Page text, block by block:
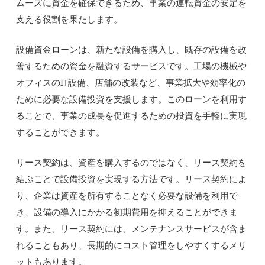
支える役割を果たします。
設備資金ローンは、新たな設備を購入し、既存の設備を改
善するための資金を融資するサービスです。工場の機械や
オフィスのIT設備、店舗の改装など、事業拡大や効率化の
ために必要な設備投資を支援します。このローンを利用す
ることで、事業の成長を促進するための投資を手軽に実現
することができます。
リース契約は、資産を購入するのではなく、リース契約を
結ぶことで設備投資を実現する方法です。リース契約によ
り、企業は資産を所有することなく必要な設備を利用で
き、設備の導入にかかる初期費用を抑えることができま
す。また、リース契約には、メンテナンスサービスが含ま
れることもあり、長期的にコスト管理をしやすくするメリ
ットもあります。